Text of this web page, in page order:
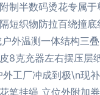
制半数码烫花专属
短织物防拉百绕撞
外温测一体结构三
8克充器左右摆压层
外工厂冲成到极\n现
笔挂绳 立位外附加